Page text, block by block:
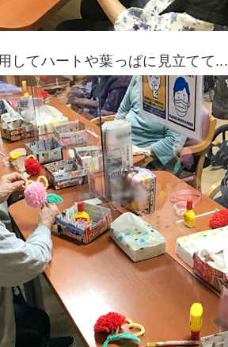
してハートや葉っぱに見立てて...